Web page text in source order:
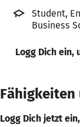
Student,
Business
Logg Dich ein,
Logg Dich jetzt